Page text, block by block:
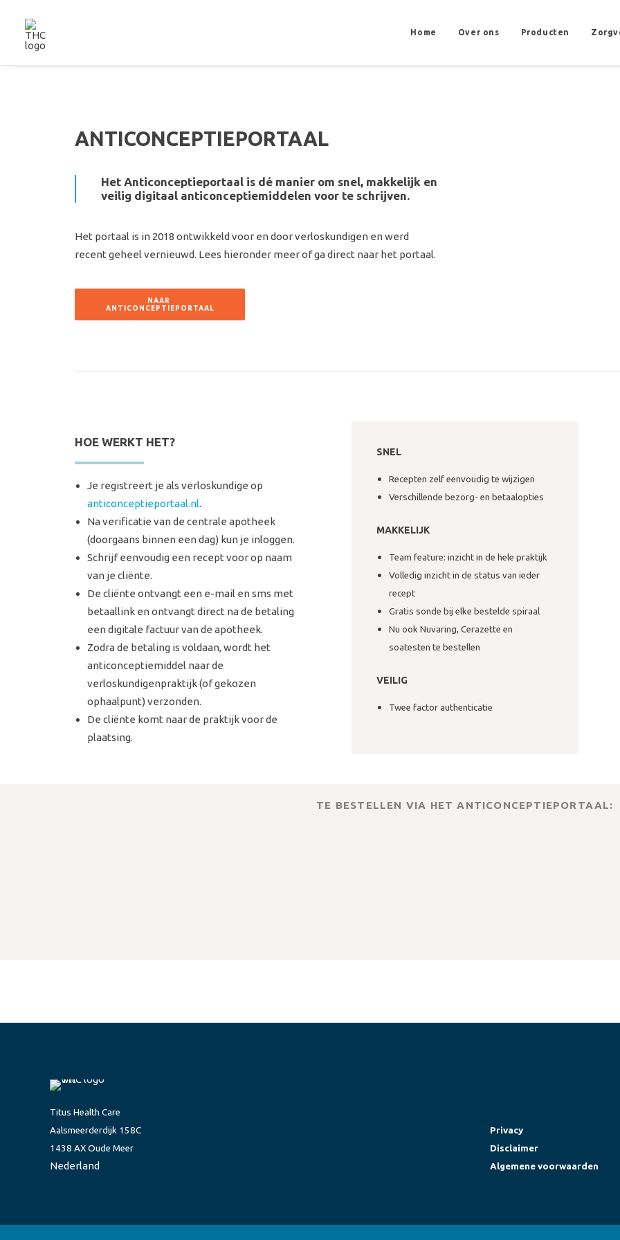
Home Over ons Producten
ANTICONCEPTIEPORTAAL
Het Anticonceptieportaal is dé manier om snel, makkelijk en
veilig digitaal anticonceptiemiddelen voor te schrijven.
Het portaal is in 2018 ontwikkeld voor en door verloskundigen en werd
recent geheel vernieuwd. Lees hieronder meer of ga direct naar het portaal.
NAAR
ANTICONCEPTIEPORTAAL
HOE WERKT HET?
Je registreert je als verloskundige op
anticonceptieportaal.nl.
Na verificatie van de centrale apotheek
(doorgaans binnen een dag) kun je inloggen.
Schrijf eenvoudig een recept voor op naam
van je cliënte.
De cliënte ontvangt een e-mail en sms met
betaallink en ontvangt direct na de betaling
een digitale factuur van de apotheek.
Zodra de betaling is voldaan, wordt het
anticonceptiemiddel naar de
verloskundigenpraktijk (of gekozen
ophaalpunt) verzonden.
De cliënte komt naar de praktijk voor de
plaatsing.
SNEL
Recepten zelf eenvoudig te wijzigen
Verschillende bezorg- en betaalopties
MAKKELIJK
Team feature: inzicht in de hele praktijk
Volledig inzicht in de status van ieder
recept
Gratis sonde bij elke bestelde spiraal
Nu ook Nuvaring, Cerazette en
soatesten te bestellen
VEILIG
Twee factor authenticatie
TE BESTELLEN VIA HET ANTICONCEPTIEPORTAAL:
Titus Health Care
Aalsmeerderdijk 158C
1438 AX Oude Meer
Nederland
Privacy
Disclaimer
Algemene voorwaarden